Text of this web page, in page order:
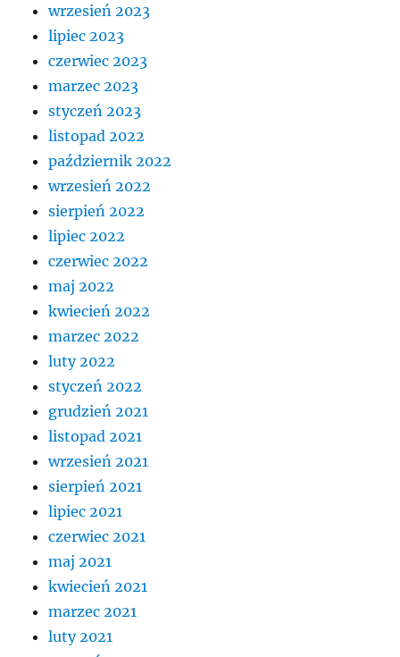
wrzesień 2023
lipiec 2023
czerwiec 2023
marzec 2023
styczeń 2023
listopad 2022
październik 2022
wrzesień 2022
sierpień 2022
lipiec 2022
czerwiec 2022
maj 2022
kwiecień 2022
marzec 2022
luty 2022
styczeń 2022
grudzień 2021
listopad 2021
wrzesień 2021
sierpień 2021
lipiec 2021
czerwiec 2021
maj 2021
kwiecień 2021
marzec 2021
luty 2021